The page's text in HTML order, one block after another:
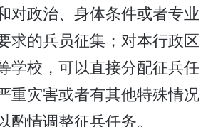
对政治、身体条件或者专业
求的兵员征集；对本行政区
学校，可以直接分配征兵任
重灾害或者有其他特殊情况
酌情调整征兵任务。